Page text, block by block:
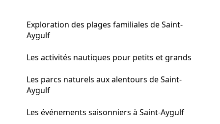
Exploration des plages familiales de Saint-
Aygulf
Les activités nautiques pour petits et grands
Les parcs naturels aux alentours de Saint-
Aygulf
Les événements saisonniers à Saint-Aygulf